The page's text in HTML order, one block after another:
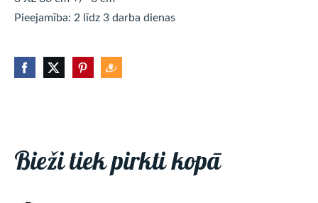
Pieejamība: 2 līdz 3 darba dienas
Bieži tiek pirkti kopā